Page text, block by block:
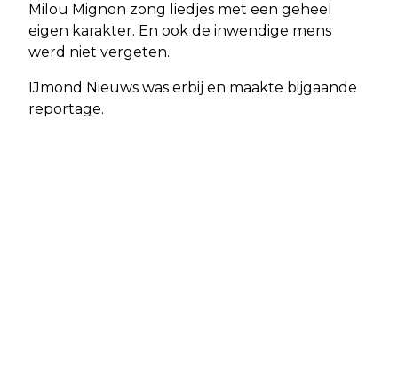
Milou Mignon zong liedjes met een geheel
eigen karakter. En ook de inwendige mens
werd niet vergeten.
IJmond Nieuws was erbij en maakte bijgaande
reportage.